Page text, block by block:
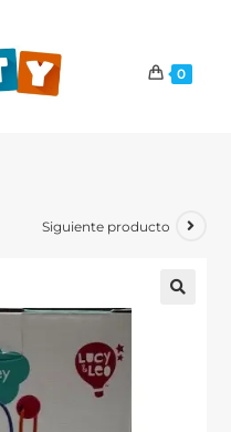
0
Siguiente producto